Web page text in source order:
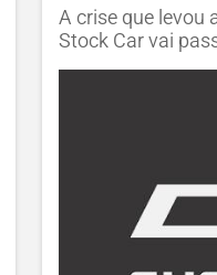
A crise que levou
Stock Car vai